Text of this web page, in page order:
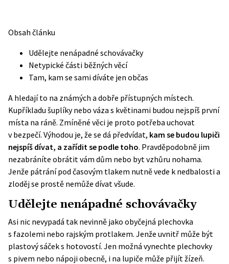
Obsah článku
Udělejte nenápadné schovávačky
Netypické části běžných věcí
Tam, kam se sami díváte jen občas
A hledají to na známých a dobře přístupných místech.
Kupříkladu šuplíky nebo váza s květinami budou nejspíš první
místa na ráně. Zmíněné věci je proto potřeba uchovat
v bezpečí. Výhodou je, že se dá předvídat, kam se budou lupiči
nejspíš dívat, a zařídit se podle toho. Pravděpodobně jim
nezabráníte obrátit vám dům nebo byt vzhůru nohama.
Jenže pátrání pod časovým tlakem nutně vede k nedbalosti a
zloděj se prostě nemůže dívat všude.
Udělejte nenápadné schovávačky
Asi nic nevypadá tak nevinně jako obyčejná plechovka
s fazolemi nebo rajským protlakem. Jenže uvnitř může být
plastový sáček s hotovostí. Jen možná vynechte plechovky
s pivem nebo nápoji obecně, i na lupiče může přijít žízeň.